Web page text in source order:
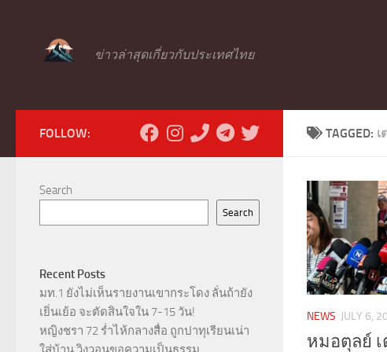
ข่าวล่าสุดเกี่ยวกับประเทศไทย
TAGGED: เ
NEWS JULY 6,
หมอตุลย์
FOLLOW:
Search
Search
Recent Posts
มท.1 ยังไม่เห็นรายงานเขากระโดง ลั่นถ้ายัง
เยิ่นเย้อ จะตัดสินใจใน 7-15 วัน!
หญิงชรา 72 ร่ำไห้กลางสื่อ ถูกปาทุเรียนเน่า